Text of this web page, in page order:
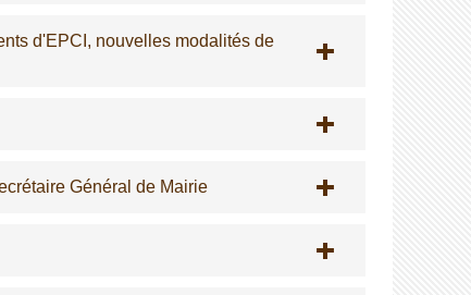
d'EPCI, nouvelles modalités de
Général de Mairie